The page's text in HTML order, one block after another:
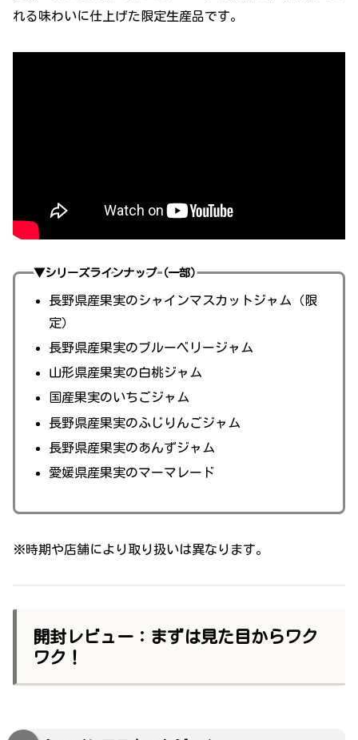
れる味わいに仕上げた限定生産品です。
▼シリーズラインナップ（一部）
長野県産果実のシャインマスカットジャム（限
定）
長野県産果実のブルーベリージャム
山形県産果実の白桃ジャム
国産果実のいちごジャム
長野県産果実のふじりんごジャム
長野県産果実のあんずジャム
愛媛県産果実のマーマレード
※時期や店舗により取り扱いは異なります。
開封レビュー：まずは見た目からワク
ワク！